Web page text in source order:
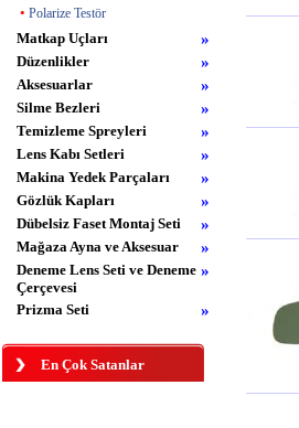
• Polarize Testör
Matkap Uçları »
Düzenlikler »
Aksesuarlar »
Silme Bezleri »
Temizleme Spreyleri »
Lens Kabı Setleri »
Makina Yedek Parçaları »
Gözlük Kapları »
Dübelsiz Faset Montaj Seti »
Mağaza Ayna ve Aksesuar »
Deneme Lens Seti ve Deneme
Çerçevesi
»
Prizma Seti »
En Çok Satanlar